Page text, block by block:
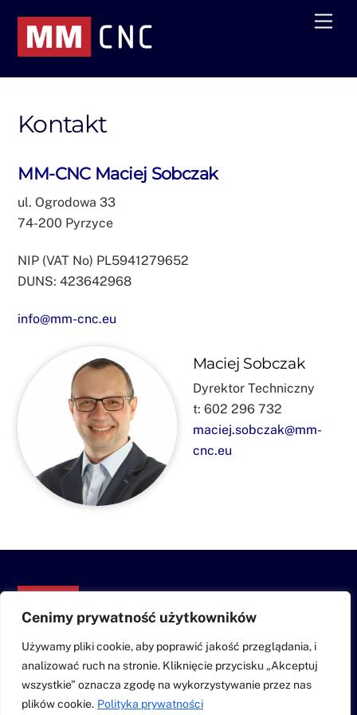
Cenimy prywatność użytkowników
Używamy pliki cookie, aby poprawić jakość przeglądania, i
analizować ruch na stronie. Kliknięcie przycisku „Akceptuj
wszystkie” oznacza zgodę na wykorzystywanie przez nas
plików cookie. Polityka prywatności
content
Kontakt
MM-CNC Maciej Sobczak
ul. Ogrodowa 33
74-200 Pyrzyce
NIP (VAT No) PL5941279652
DUNS: 423642968
info@mm-cnc.eu
Maciej Sobczak
Dyrektor Techniczny
t: 602 296 732
maciej.sobczak@mm-
cnc.eu
Back
To
Usługi
Realizacje O nas
Kontakt
Polityka prywatności
©MM-CNC2026